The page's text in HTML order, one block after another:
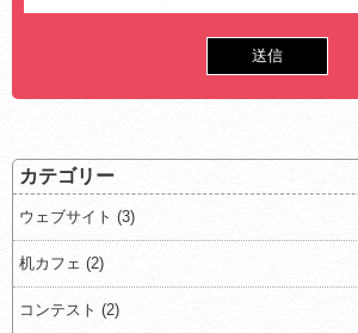
カテゴリー
ウェブサイト (3)
机カフェ (2)
コンテスト (2)